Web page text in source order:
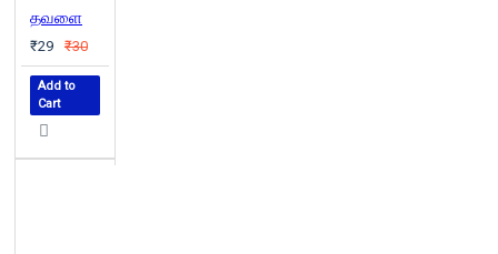
தவளை
₹29 ₹30
Add to
Cart